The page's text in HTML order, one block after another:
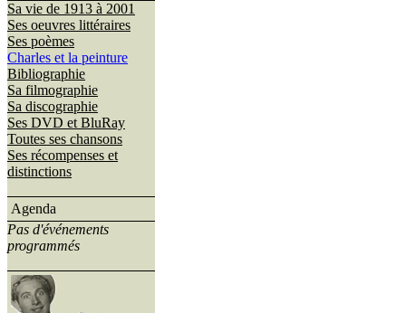
Sa vie de 1913 à 2001
Ses oeuvres littéraires
Ses poèmes
Charles et la peinture
Bibliographie
Sa filmographie
Sa discographie
Ses DVD et BluRay
Toutes ses chansons
Ses récompenses et
distinctions
Agenda
Pas d'événements
programmés